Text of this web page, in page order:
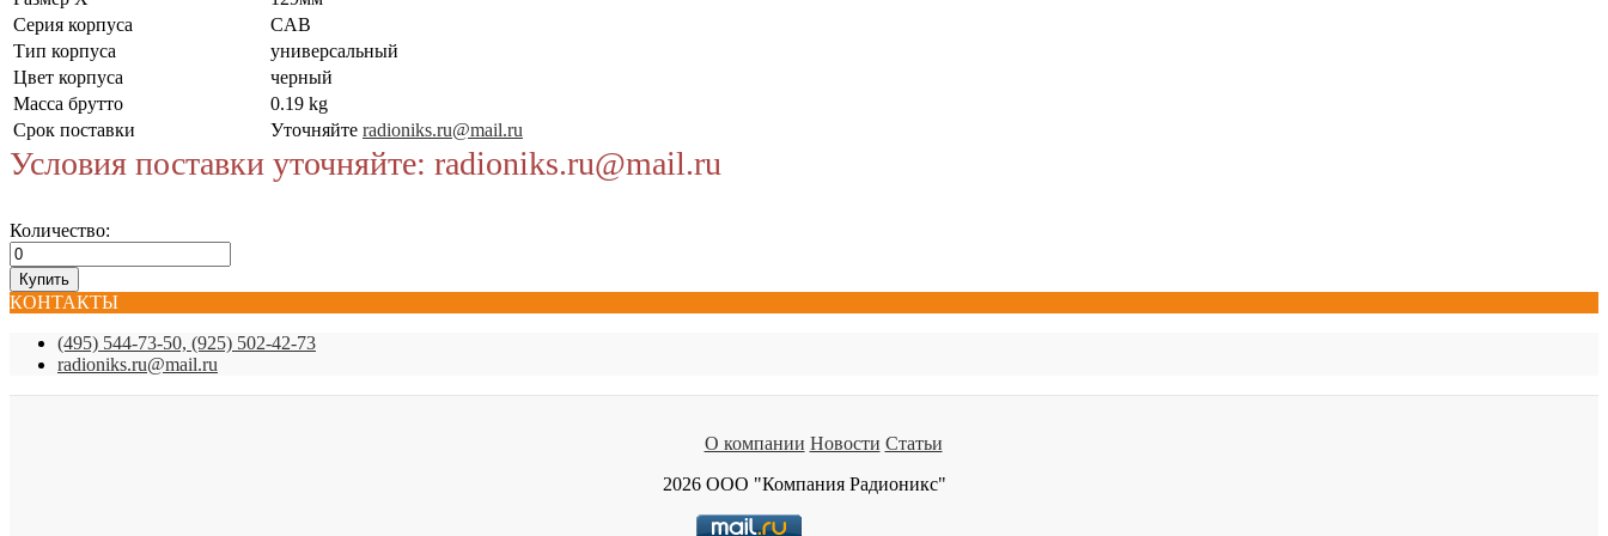
Серия корпуса
CAB
Тип корпуса
универсальный
Цвет корпуса
черный
Масса брутто
0.19 kg
Срок поставки
Уточняйте radioniks.ru@mail.ru
Условия поставки уточняйте: radioniks.ru@mail.ru
Количество:
КОНТАКТЫ
(495) 544-73-50, (925) 502-42-73
radioniks.ru@mail.ru
О компании Новости Статьи
2026 ООО "Компания Радионикс"